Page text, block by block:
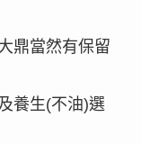
鼎當然有保留
養生(不油)選